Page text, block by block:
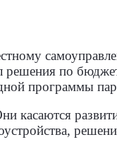
по
программы
касаются